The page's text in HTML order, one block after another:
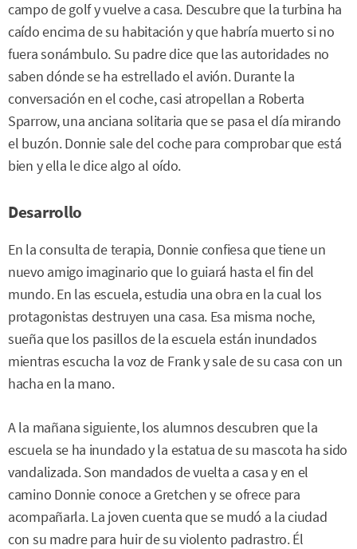
campo de golf y vuelve a casa. Descubre que la turbina ha
caído encima de su habitación y que habría muerto si no
fuera sonámbulo. Su padre dice que las autoridades no
saben dónde se ha estrellado el avión. Durante la
conversación en el coche, casi atropellan a Roberta
Sparrow, una anciana solitaria que se pasa el día mirando
el buzón. Donnie sale del coche para comprobar que está
bien y ella le dice algo al oído.
Desarrollo
En la consulta de terapia, Donnie confiesa que tiene un
nuevo amigo imaginario que lo guiará hasta el fin del
mundo. En las escuela, estudia una obra en la cual los
protagonistas destruyen una casa. Esa misma noche,
sueña que los pasillos de la escuela están inundados
mientras escucha la voz de Frank y sale de su casa con un
hacha en la mano.
A la mañana siguiente, los alumnos descubren que la
escuela se ha inundado y la estatua de su mascota ha sido
vandalizada. Son mandados de vuelta a casa y en el
camino Donnie conoce a Gretchen y se ofrece para
acompañarla. La joven cuenta que se mudó a la ciudad
con su madre para huir de su violento padrastro. Él